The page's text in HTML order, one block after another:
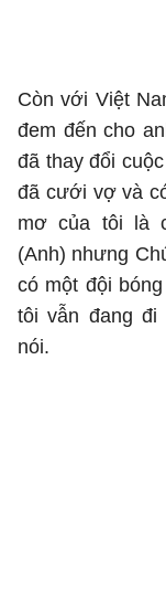
Còn với Việt
đem đến cho
đã thay đổi
đã cưới vợ và
mơ của tôi là
(Anh) nhưng
có một đội
tôi vẫn đang đi
nói.